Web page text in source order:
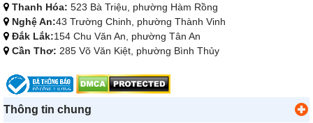
Thanh Hóa: 523 Bà Triệu, phường Hàm Rồng
Nghệ An:43 Trường Chinh, phường Thành Vinh
Đắk Lắk:154 Chu Văn An, phường Tân An
Cần Thơ: 285 Võ Văn Kiệt, phường Bình Thủy
Thông tin chung